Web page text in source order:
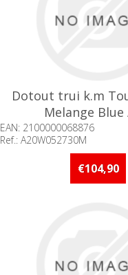
Dotout trui k.m
Melange Blue
EAN: 2100000068876
Ref.: A20W052730M
Beschikbaarheid::
€104,90